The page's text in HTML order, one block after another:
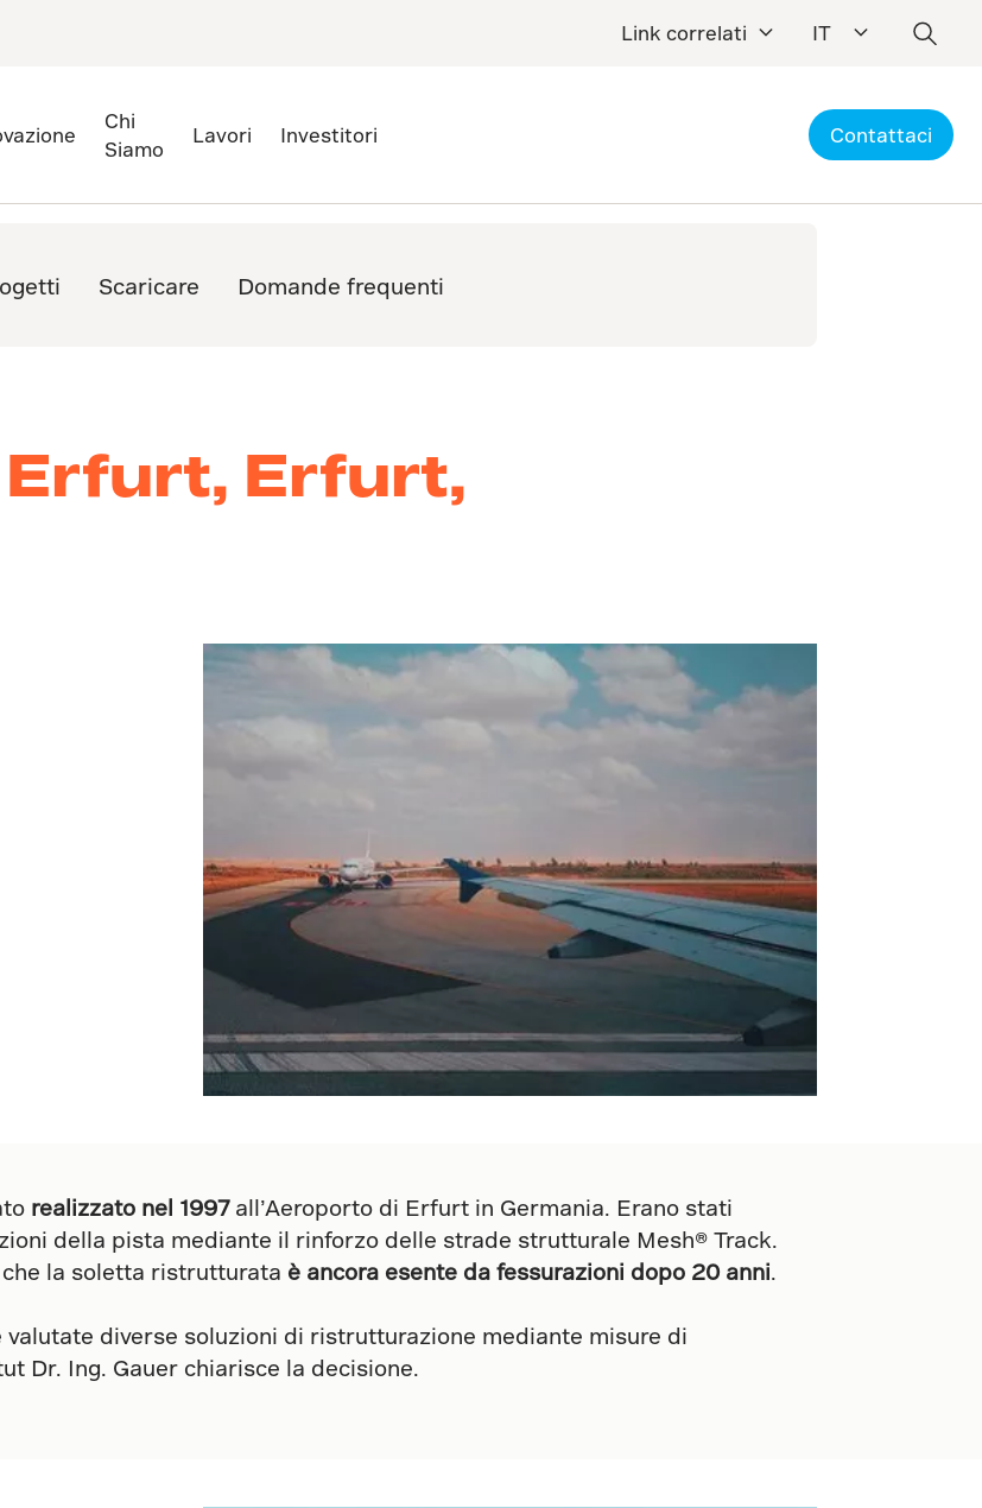
Link correlati IT
Chi
Siamo
Lavori Investitori Contattaci
Scaricare Domande frequenti
Erfurt,
realizzato nel 1997all’Aeroporto di Erfurt in Germania. Erano stati
della pista mediante il rinforzo delle strade strutturale Mesh® Track.
la soletta ristrutturata è ancora esente da fessurazioni dopo 20 anni
valutate diverse soluzioni di ristrutturazione mediante misure di
Dr. Ing. Gauer chiarisce la decisione.